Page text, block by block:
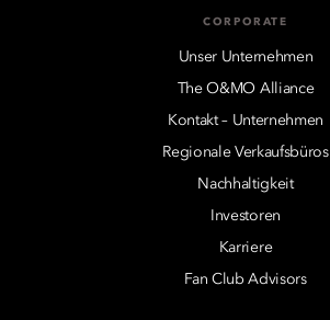
CORPORATE
Unser Unternehmen
The O&MO Alliance
Kontakt – Unternehmen
Regionale Verkaufsbüros
Nachhaltigkeit
Investoren
Karriere
Fan Club Advisors